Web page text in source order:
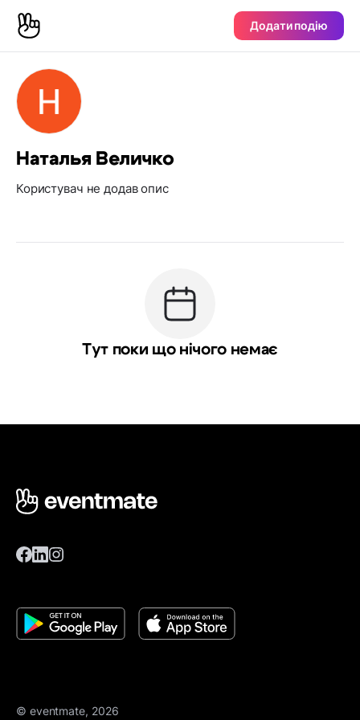
Додати подію
Наталья Величко
Користувач не додав опис
Тут поки що нічого немає
© eventmate, 2026